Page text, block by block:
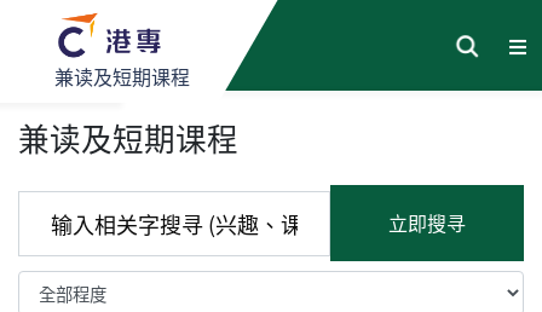
兼读及短期课程
兼读及短期课程
立即搜寻